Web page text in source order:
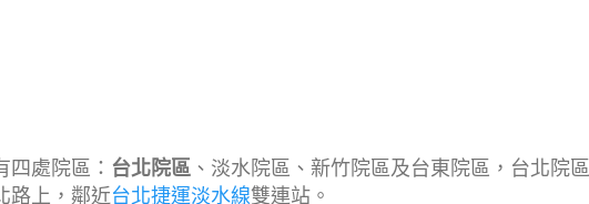
四處院區： 台北院區 、淡水院區、新竹院區及台東院區，台北院
路上，鄰近台北捷運淡水線雙連站。